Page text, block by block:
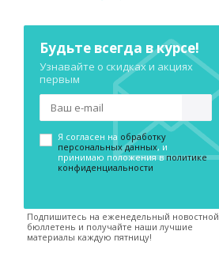
Будьте всегда в курсе!
Узнавайте о скидках и акциях
первым
Я согласен на обработку
персональных данных, и
принимаю положения вполитике
конфиденциальности
Подпишитесь на еженедельный новостной
бюллетень и получайте наши лучшие
материалы каждую пятницу!